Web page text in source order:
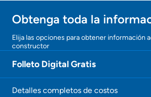
Obtenga toda la
Elija las opciones para obtener información
constructor
Folleto Digital Gratis
Detalles completos de costos